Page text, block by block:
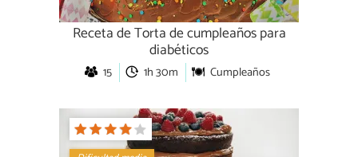
Receta de Torta de cumpleaños para
diabéticos
15 1h 30m Cumpleaños